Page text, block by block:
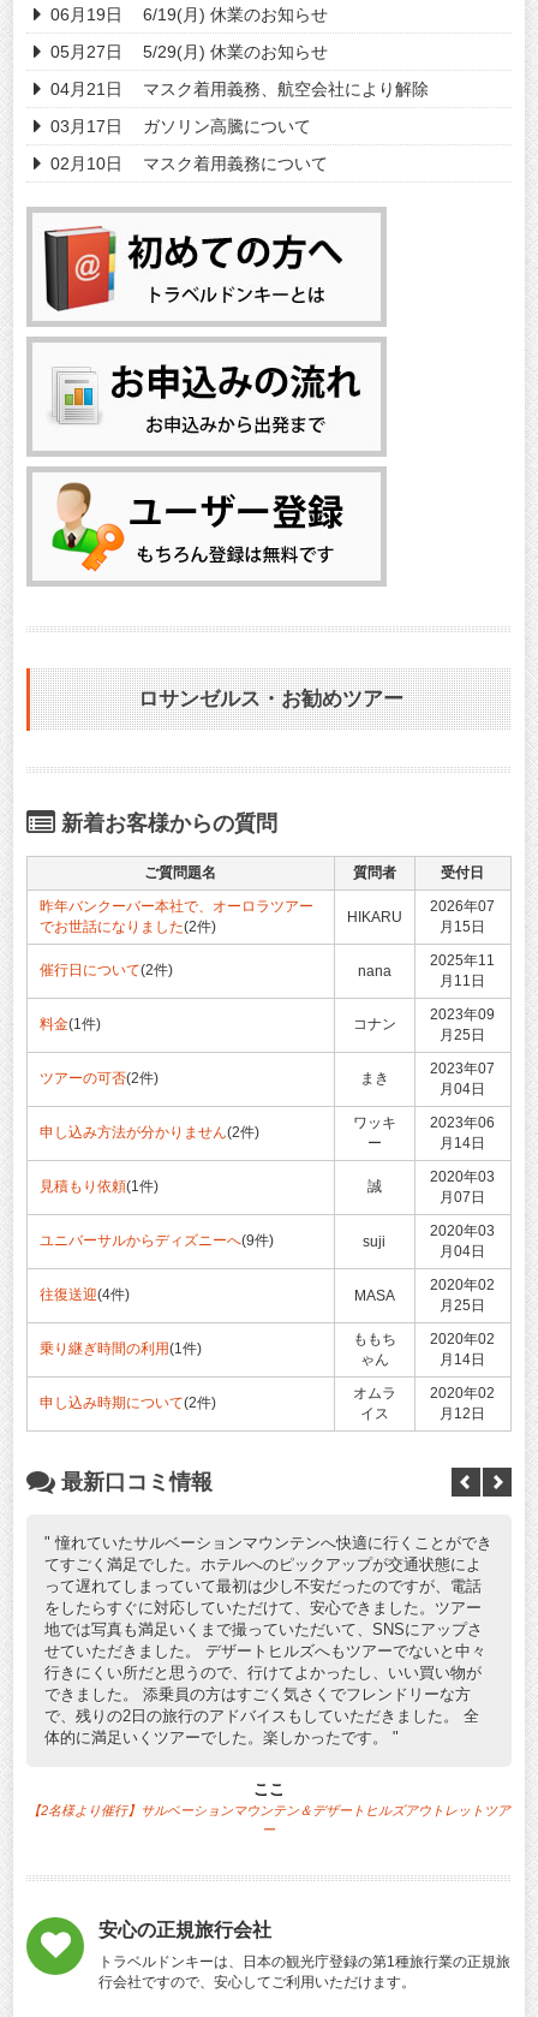
06月19日
6/19(月) 休業のお知らせ
05月27日
5/29(月) 休業のお知らせ
04月21日
マスク着用義務、航空会社により解除
03月17日
ガソリン高騰について
02月10日
マスク着用義務について
ロサンゼルス・お勧めツアー
新着お客様からの質問
ご質問題名 質問者
受付日
昨年バンクーバー本社で、オーロラツアー
でお世話になりました(2件)
HIKARU
2026年07
月15日
催行日について(2件) nana
2025年11
月11日
料金(1件) コナン
2023年09
月25日
ツアーの可否(2件) まき
2023年07
月04日
申し込み方法が分かりません(2件)
ワッキ
ー
2023年06
月14日
見積もり依頼(1件) 誠
2020年03
月07日
ユニバーサルからディズニーへ(9件) suji
2020年03
月04日
往復送迎(4件) MASA
2020年02
月25日
乗り継ぎ時間の利用(1件)
ももち
ゃん
2020年02
月14日
申し込み時期について(2件)
オムラ
イス
2020年02
月12日
最新口コミ情報
憧れていたサルベーションマウンテンへ快適に行くことができ
てすごく満足でした。ホテルへのピックアップが交通状態によ
って遅れてしまっていて最初は少し不安だったのですが、電話
をしたらすぐに対応していただけて、安心できました。ツアー
地では写真も満足いくまで撮っていただいて、SNSにアップさ
せていただきました。 デザートヒルズへもツアーでないと中々
行きにくい所だと思うので、行けてよかったし、いい買い物が
できました。 添乗員の方はすごく気さくでフレンドリーな方
で、残りの2日の旅行のアドバイスもしていただきました。 全
体的に満足いくツアーでした。楽しかったです。
ここ
【2名様より催行】サルベーションマウンテン＆デザートヒルズアウトレットツア
ー
安心の正規旅行会社
トラベルドンキーは、日本の観光庁登録の第1種旅行業の正規旅
行会社ですので、安心してご利用いただけます。